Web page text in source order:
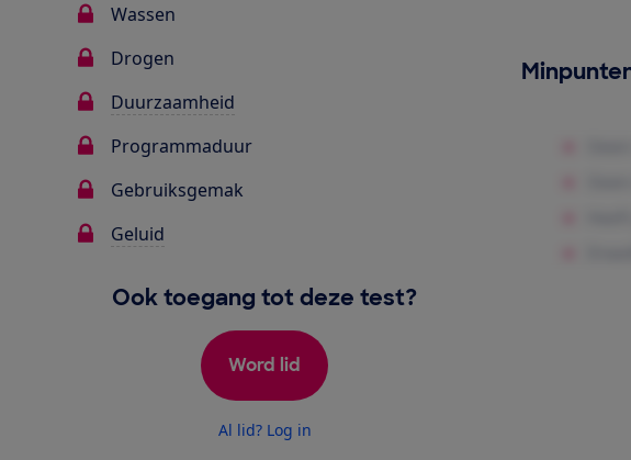
Wassen
Drogen
Duurzaamheid
Programmaduur
Gebruiksgemak
Geluid
Ook toegang tot deze test?
Word lid
Al lid? Log in